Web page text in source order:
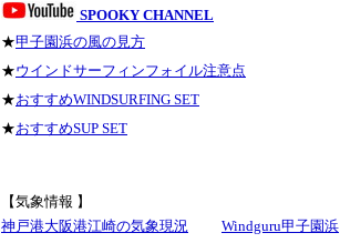
SPOOKY CHANNEL
★甲子園浜の風の見方
★ウインドサーフィンフォイル注意点
★おすすめWINDSURFING SET
★おすすめSUP SET
【気象情報 】
神戸港大阪港江崎の気象現況
Windguru甲子園浜